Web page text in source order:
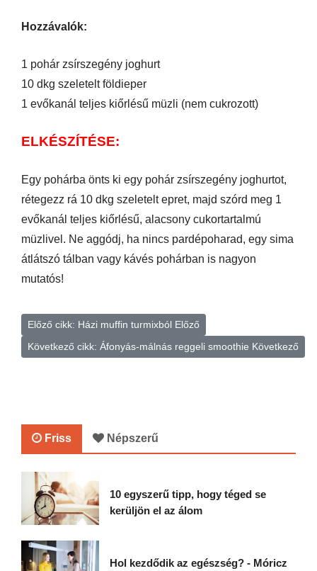
Hozzávalók:
1 pohár zsírszegény joghurt
10 dkg szeletelt földieper
1 evőkanál teljes kiőrlésű müzli (nem cukrozott)
ELKÉSZÍTÉSE:
Egy pohárba önts ki egy pohár zsírszegény joghurtot,
rétegezz rá 10 dkg szeletelt epret, majd szórd meg 1
evőkanál teljes kiőrlésű, alacsony cukortartalmú
müzlivel. Ne aggódj, ha nincs pardépoharad, egy sima
átlátszó tálban vagy kávés pohárban is nagyon
mutatós!
Előző cikk: Házi muffin turmixból Előző
Következő cikk: Áfonyás-málnás reggeli smoothie Következő
Friss Népszerű
10 egyszerű tipp, hogy téged se
kerüljön el az álom
Hol kezdődik az egészség? - Móricz